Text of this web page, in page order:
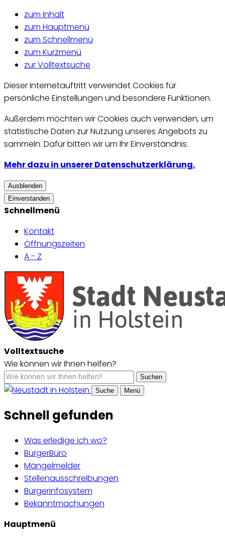
zum Inhalt
zum Hauptmenü
zum Schnellmenü
zum Kurzmenü
zur Volltextsuche
Dieser Internetauftritt verwendet Cookies für
persönliche Einstellungen und besondere Funktionen.
Außerdem möchten wir Cookies auch verwenden, um
statistische Daten zur Nutzung unseres Angebots zu
sammeln. Dafür bitten wir um Ihr Einverständnis.
Mehr dazu in unserer Datenschutzerklärung.
Ausblenden
Einverstanden
Schnellmenü
Kontakt
Öffnungszeiten
A - Z
Volltextsuche
Wie können wir Ihnen helfen?
Suchen
Suche
Menü
Schnell gefunden
Was erledige ich wo?
BürgerBüro
Mängelmelder
Stellenausschreibungen
Bürgerinfosystem
Bekanntmachungen
Hauptmenü